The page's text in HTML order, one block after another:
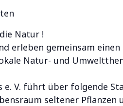
Natur !
erleben gemeinsam
Natur- und
e. V. führt über folgende
seltener Pflanzen